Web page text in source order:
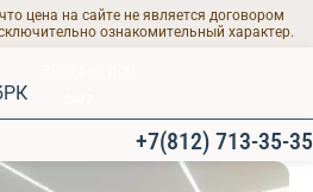
цена на сайте не является договором
ознакомительный характер.
+7(812) 713-35-35